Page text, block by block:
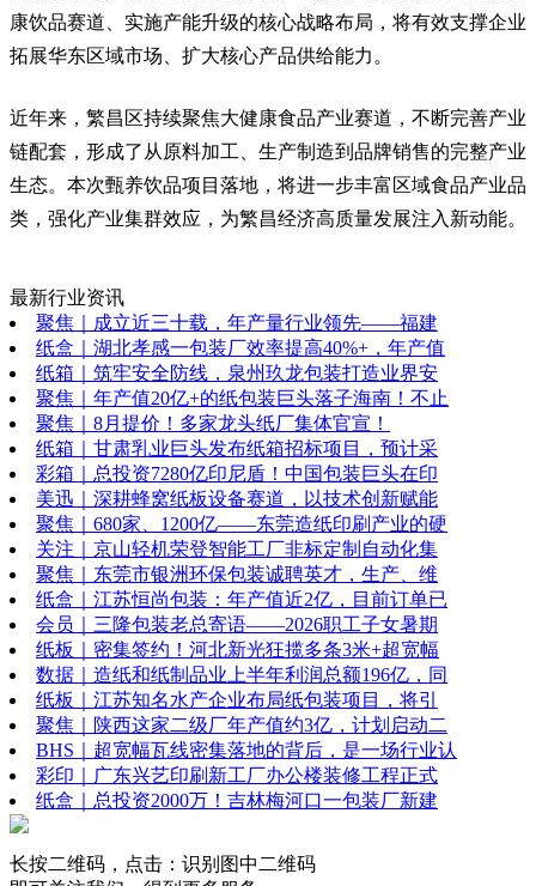
康饮品赛道、实施产能升级的核心战略布局，将有效支撑企业
拓展华东区域市场、扩大核心产品供给能力。
近年来，繁昌区持续聚焦大健康食品产业赛道，不断完善产业
链配套，形成了从原料加工、生产制造到品牌销售的完整产业
生态。本次甄养饮品项目落地，将进一步丰富区域食品产业品
类，强化产业集群效应，为繁昌经济高质量发展注入新动能。
最新行业资讯
聚焦｜成立近三十载，年产量行业领先——福建
纸盒｜湖北孝感一包装厂效率提高40%+，年产值
纸箱｜筑牢安全防线，泉州玖龙包装打造业界安
聚焦｜年产值20亿+的纸包装巨头落子海南！不止
聚焦｜8月提价！多家龙头纸厂集体官宣！
纸箱｜甘肃乳业巨头发布纸箱招标项目，预计采
彩箱｜总投资7280亿印尼盾！中国包装巨头在印
美迅｜深耕蜂窝纸板设备赛道，以技术创新赋能
聚焦｜680家、1200亿——东莞造纸印刷产业的硬
关注｜京山轻机荣登智能工厂非标定制自动化集
聚焦｜东莞市银洲环保包装诚聘英才，生产、维
纸盒｜江苏恒尚包装：年产值近2亿，目前订单已
会员｜三隆包装老总寄语——2026职工子女暑期
纸板｜密集签约！河北新光狂揽多条3米+超宽幅
数据｜造纸和纸制品业上半年利润总额196亿，同
纸板｜江苏知名水产企业布局纸包装项目，将引
聚焦｜陕西这家二级厂年产值约3亿，计划启动二
BHS｜超宽幅瓦线密集落地的背后，是一场行业认
彩印｜广东兴艺印刷新工厂办公楼装修工程正式
纸盒｜总投资2000万！吉林梅河口一包装厂新建
长按二维码，点击：识别图中二维码